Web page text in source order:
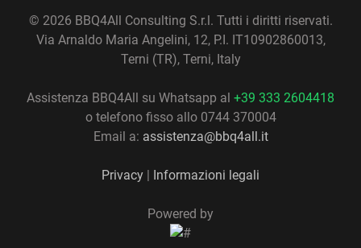
© 2026 BBQ4All Consulting S.r.l. Tutti i diritti riservati.
Via Arnaldo Maria Angelini, 12, P.I. IT10902860013,
Terni (TR), Terni, Italy
Assistenza BBQ4All su Whatsapp al +39 333 2604418
o telefono fisso allo 0744 370004
Email a: assistenza@bbq4all.it
Privacy | Informazioni legali
Powered by